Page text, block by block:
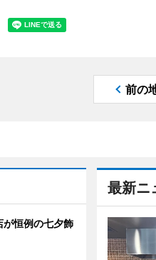
前の
最新ニ
が恒例の七夕飾